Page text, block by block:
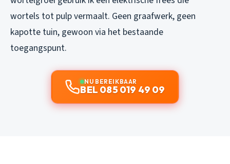
wortels tot pulp vermaalt. Geen graafwerk, geen
kapotte tuin, gewoon via het bestaande
toegangspunt.
NU BEREIKBAAR
BEL 085 019 49 09